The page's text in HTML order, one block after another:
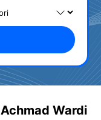
Wardi